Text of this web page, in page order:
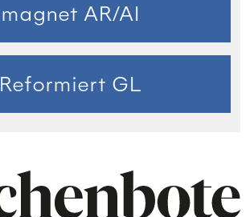
magnet AR/AI
Reformiert GL